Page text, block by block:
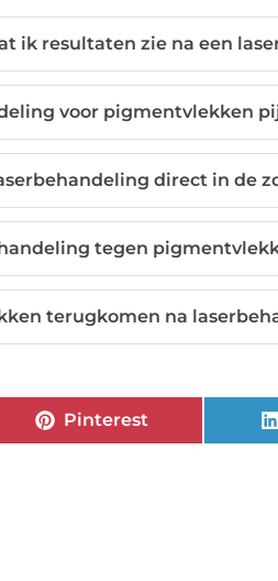
ik resultaten zie na een
voor pigmentvlekken
direct in de
tegen
terugkomen na
Pinterest